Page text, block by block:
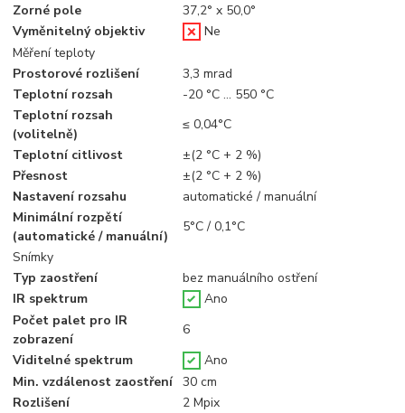
Zorné pole
37,2° x 50,0°
Vyměnitelný objektiv
Ne
Měření teploty
Prostorové rozlišení
3,3 mrad
Teplotní rozsah
-20 °C … 550 °C
Teplotní rozsah
(volitelně)
≤ 0,04°C
Teplotní citlivost
±(2 °C + 2 %)
Přesnost
±(2 °C + 2 %)
Nastavení rozsahu
automatické / manuální
Minimální rozpětí
(automatické / manuální)
5°C / 0,1°C
Snímky
Typ zaostření
bez manuálního ostření
IR spektrum
Ano
Počet palet pro IR
zobrazení
6
Viditelné spektrum
Ano
Min. vzdálenost zaostření 30 cm
Rozlišení
2 Mpix